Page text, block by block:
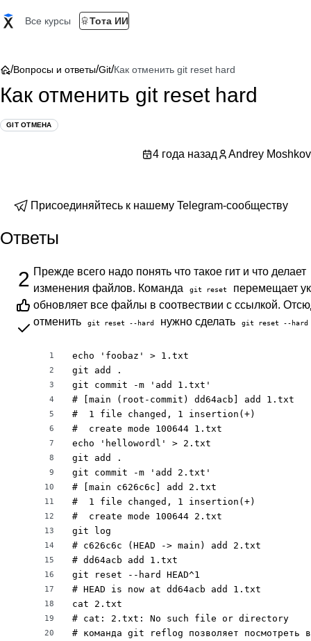
Все курсы Тота ИИ
/Вопросы и ответы/Git/Как отменить git reset hard
Как отменить git reset hard
GIT ОТМЕНА
4 года назад Andrey Moshkov
Присоединяйтесь к нашему Telegram-сообществу
Ответы
2 Прежде всего надо понять что такое гит и что делает
изменения файлов. Команда
git reset
перемещает
обновляет все файлы в соотвествии с ссылкой.
отменить
git reset --hard нужно сделать git reset --hard
1
2
3
4
5
6
7
8
9
10
11
12
13
14
15
16
17
18
19
20
echo 'foobaz' > 1.txt
git add .
git commit -m 'add 1.txt'
# [main (root-commit) dd64acb] add 1.txt
#  1 file changed, 1 insertion(+)
#  create mode 100644 1.txt
echo 'hellowordl' > 2.txt
git add .
git commit -m 'add 2.txt'
# [main c626c6c] add 2.txt
#  1 file changed, 1 insertion(+)
#  create mode 100644 2.txt
git log
# c626c6c (HEAD -> main) add 2.txt
# dd64acb add 1.txt
git reset --hard HEAD^1
# HEAD is now at dd64acb add 1.txt
cat 2.txt
# cat: 2.txt: No such file or directory
# команда git reflog позволяет посмотреть